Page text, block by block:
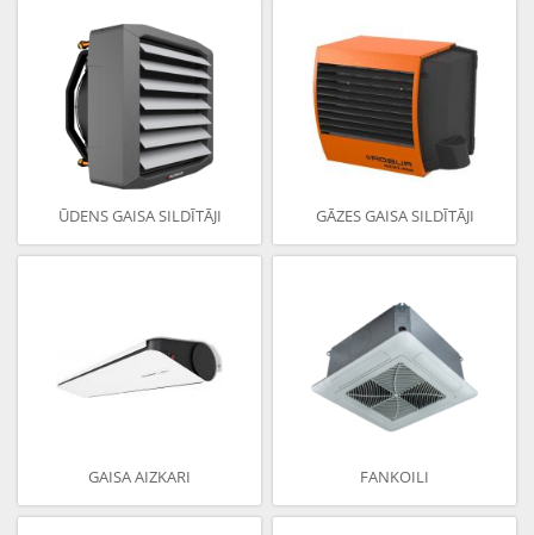
ŪDENS GAISA SILDĪTĀJI GĀZES GAISA SILDĪTĀJI
GAISA AIZKARI FANKOILI